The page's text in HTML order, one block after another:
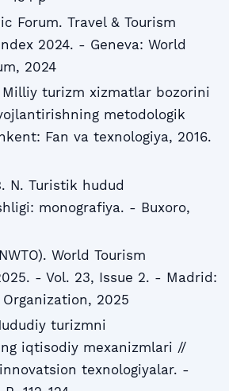
Forum. Travel & Tourism
2024. - Geneva: World
2024
Milliy turizm xizmatlar bozorini
metodologik
Fan va texnologiya, 2016.
N. Turistik hudud
monografiya. - Buxoro,
World Tourism
- Vol. 23, Issue 2. - Madrid:
2025
turizmni
iqtisodiy mexanizmlari //
texnologiyalar. -